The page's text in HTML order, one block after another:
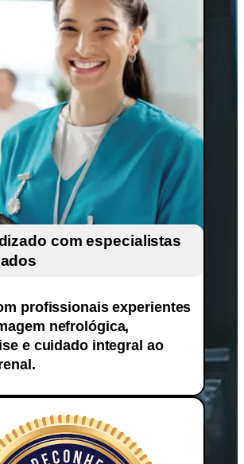
com especialistas
profissionais experientes
nefrológica,
e cuidado integral ao